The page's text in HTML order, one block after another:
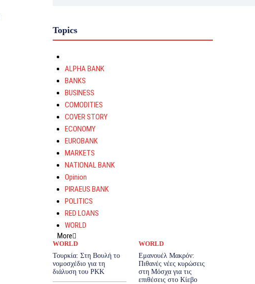
Topics
ALPHA BANK
BANKS
BUSINESS
COMODITIES
COVER STORY
ECONOMY
EUROBANK
MARKETS
NATIONAL BANK
Opinion
PIRAEUS BANK
POLITICS
RED LOANS
WORLD
More
WORLD
Τουρκία: Στη Βουλή το
νομοσχέδιο για τη
διάλυση του PKK
WORLD
Εμανουέλ Μακρόν:
Πιθανές νέες κυρώσεις
στη Μόσχα για τις
επιθέσεις στο Κίεβο